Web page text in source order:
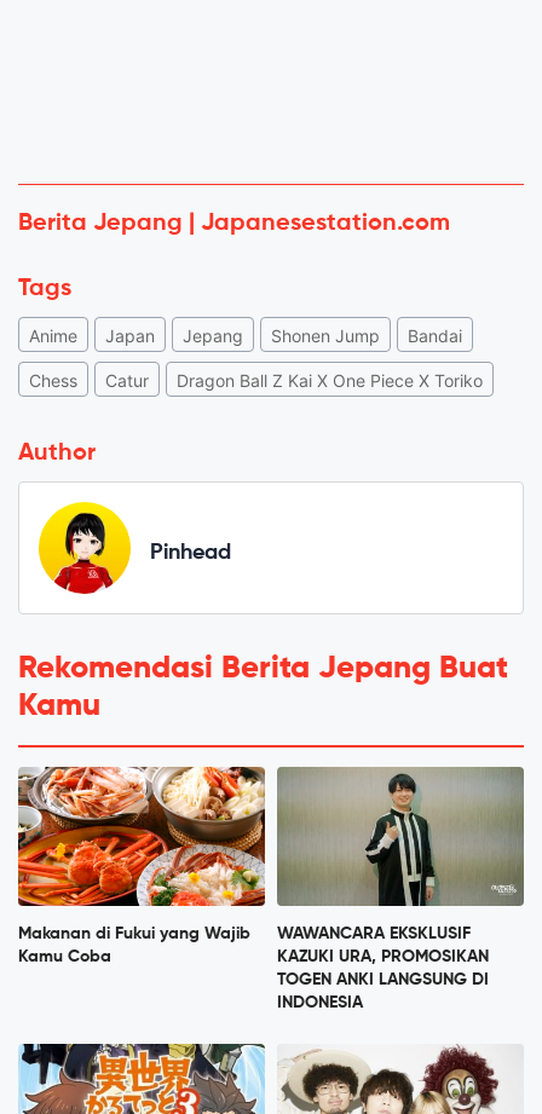
Berita Jepang | Japanesestation.com
Tags
Anime Japan Jepang Shonen Jump Bandai
Chess Catur Dragon Ball Z Kai X One Piece X Toriko
Author
Pinhead
Rekomendasi Berita Jepang Buat
Kamu
Makanan di Fukui yang Wajib
Kamu Coba
WAWANCARA EKSKLUSIF
KAZUKI URA, PROMOSIKAN
TOGEN ANKI LANGSUNG DI
INDONESIA